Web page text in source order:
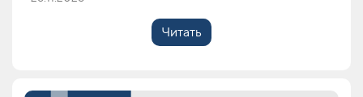
Читать